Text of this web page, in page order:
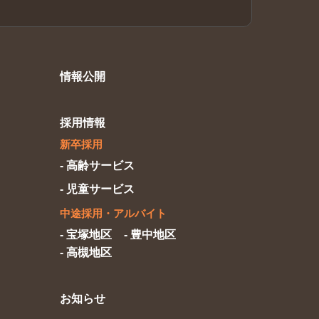
情報公開
採用情報
新卒採用
- 高齢サービス
- 児童サービス
中途採用 ・アルバイト
- 宝塚地区
- 豊中地区
- 高槻地区
お知らせ